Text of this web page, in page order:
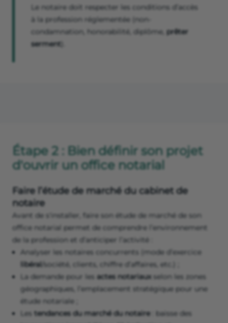
Le notaire doit respecter les conditions d’accès
à la profession réglementée (non-
condamnation, honorabilité, diplôme, prêter
serment
Étape 2 : Bien définir son projet
d'ouvrir un office notarial
Faire l’étude de marché du cabinet de
notaire
Avant de s'installer, faire son étude de marché de son
office notarial permet de comprendre l’environnement
de la profession et d’anticiper l’activité :
Analyser les notaires concurrents (mode d’exercice
libéral/société, clients, chiffre d’affaires, etc.) ;
La demande pour les actes notariaux selon les zones
géographiques, l’emplacement stratégique pour une
étude notariale ;
Les tendances du marché du notaire: baisse des